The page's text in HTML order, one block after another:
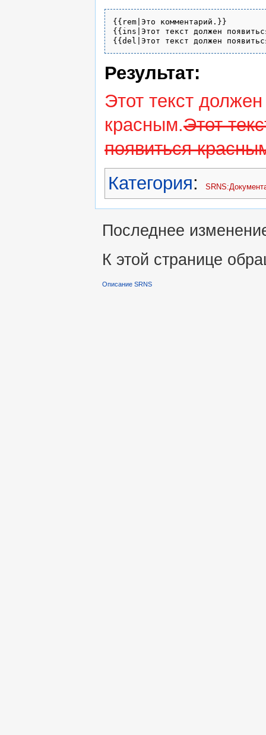
{{rem|Это комментарий.}}
{{ins|Этот текст должен
Результат:
Этот текст
красным.Этот
появиться
Категория:
Последнее
К этой странице
Описание SRNS